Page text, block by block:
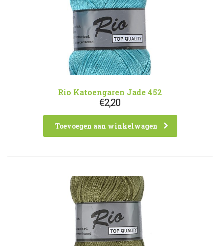
Rio Katoengaren Jade 452
€2,20
Toevoegen aan winkelwagen